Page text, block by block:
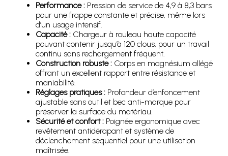
Performance : Pression de service de 4,9 à 8,3 bars
pour une frappe constante et précise, même lors
d’un usage intensif.
Capacité : Chargeur à rouleau haute capacité
pouvant contenir jusqu’à 120 clous, pour un travail
continu sans rechargement fréquent.
Construction robuste : Corps en magnésium allégé
offrant un excellent rapport entre résistance et
maniabilité.
Réglages pratiques : Profondeur d’enfoncement
ajustable sans outil et bec anti-marque pour
préserver la surface du matériau.
Sécurité et confort : Poignée ergonomique avec
revêtement antidérapant et système de
déclenchement séquentiel pour une utilisation
maîtrisée.